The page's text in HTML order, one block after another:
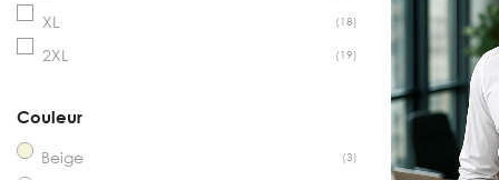
XL (18)
2XL (19)
Couleur
Beige (3)